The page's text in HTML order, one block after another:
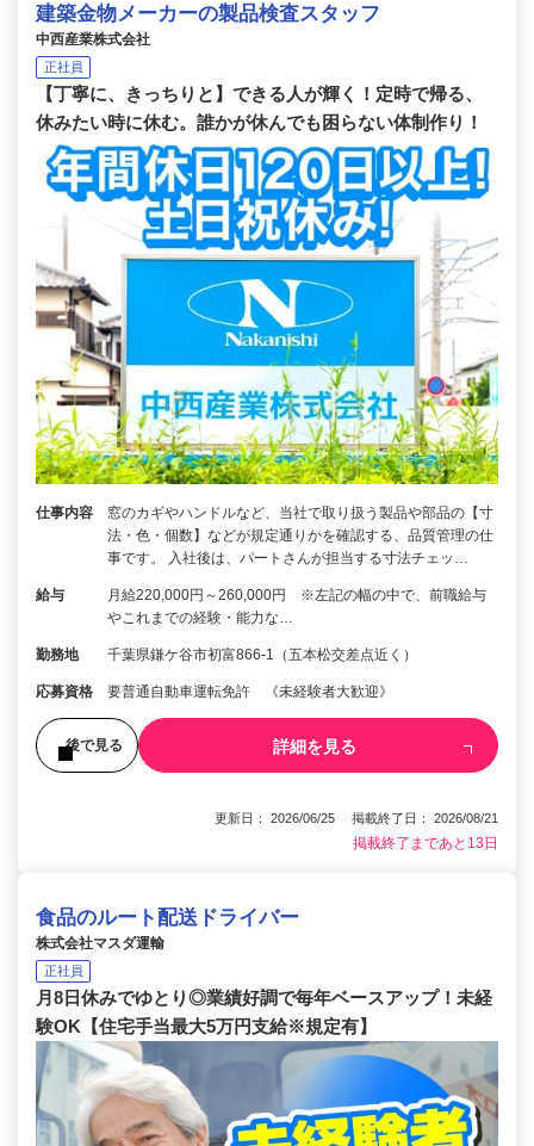
建築金物メーカーの製品検査スタッフ
中西産業株式会社
正社員
【丁寧に、きっちりと】できる人が輝く！定時で帰る、
休みたい時に休む。誰かが休んでも困らない体制作り！
仕事内容
窓のカギやハンドルなど、当社で取り扱う製品や部品の【寸
法・色・個数】などが規定通りかを確認する、品質管理の仕
事です。 入社後は、パートさんが担当する寸法チェッ…
給与
月給220,000円～260,000円 ※左記の幅の中で、前職給与
やこれまでの経験・能力な…
勤務地 千葉県鎌ケ谷市初富866-1（五本松交差点近く）
応募資格 要普通自動車運転免許 《未経験者大歓迎》
後で見る 詳細を見る
更新日： 2026/06/25 掲載終了日： 2026/08/21
掲載終了まであと13日
食品のルート配送ドライバー
株式会社マスダ運輸
正社員
月8日休みでゆとり◎業績好調で毎年ベースアップ！未経
験OK【住宅手当最大5万円支給※規定有】